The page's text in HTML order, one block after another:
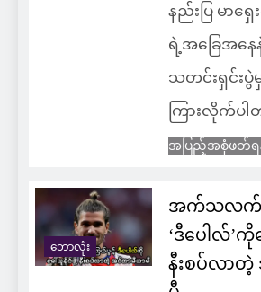
နည်းပြ မာ
ရဲ့အခြေအန
သတင်းရှင်းပွဲမှ
ကြားလိုက်ပ
အပြည့်အစုံဖတ်ရ
ဘောလုံး
အက်သလက်
‘ဒီပေါလ်’
နီးစပ်လာ